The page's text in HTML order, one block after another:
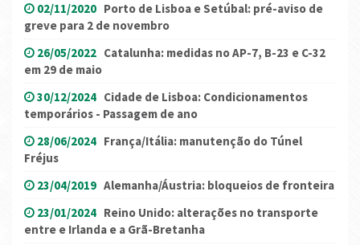
02/11/2020 Porto de Lisboa e Setúbal: pré-aviso de
greve para 2 de novembro
26/05/2022 Catalunha: medidas no AP-7, B-23 e C-32
em 29 de maio
30/12/2024 Cidade de Lisboa: Condicionamentos
temporários - Passagem de ano
28/06/2024 França/Itália: manutenção do Túnel
Fréjus
23/04/2019 Alemanha/Áustria: bloqueios de fronteira
23/01/2024 Reino Unido: alterações no transporte
entre e Irlanda e a Grã-Bretanha